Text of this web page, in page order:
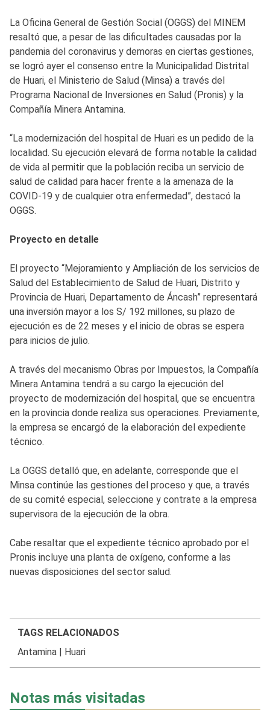
La Oficina General de Gestión Social (OGGS) del MINEM
resaltó que, a pesar de las dificultades causadas por la
pandemia del coronavirus y demoras en ciertas gestiones,
se logró ayer el consenso entre la Municipalidad Distrital
de Huari, el Ministerio de Salud (Minsa) a través del
Programa Nacional de Inversiones en Salud (Pronis) y la
Compañía Minera Antamina.
“La modernización del hospital de Huari es un pedido de la
localidad. Su ejecución elevará de forma notable la calidad
de vida al permitir que la población reciba un servicio de
salud de calidad para hacer frente a la amenaza de la
COVID-19 y de cualquier otra enfermedad”, destacó la
OGGS.
Proyecto en detalle
El proyecto “Mejoramiento y Ampliación de los servicios de
Salud del Establecimiento de Salud de Huari, Distrito y
Provincia de Huari, Departamento de Áncash” representará
una inversión mayor a los S/ 192 millones, su plazo de
ejecución es de 22 meses y el inicio de obras se espera
para inicios de julio.
A través del mecanismo Obras por Impuestos, la Compañía
Minera Antamina tendrá a su cargo la ejecución del
proyecto de modernización del hospital, que se encuentra
en la provincia donde realiza sus operaciones. Previamente,
la empresa se encargó de la elaboración del expediente
técnico.
La OGGS detalló que, en adelante, corresponde que el
Minsa continúe las gestiones del proceso y que, a través
de su comité especial, seleccione y contrate a la empresa
supervisora de la ejecución de la obra.
Cabe resaltar que el expediente técnico aprobado por el
Pronis incluye una planta de oxígeno, conforme a las
nuevas disposiciones del sector salud.
TAGS RELACIONADOS
Antamina| Huari
Notas más visitadas